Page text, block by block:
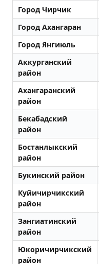
Город Чиpчик
Город Ахангаран
Город Янгиюль
Аккурганский
район
Ахангаранский
район
Бекабадский
район
Бостанлыкский
район
Букинский район
Куйичирчикский
район
Зангиатинский
район
Юкоричирчикский
район